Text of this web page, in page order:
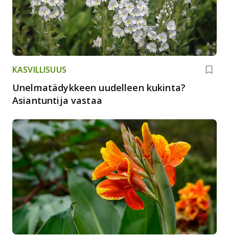
KASVILLISUUS
Unelmatädykkeen uudelleen kukinta?
Asiantuntija vastaa